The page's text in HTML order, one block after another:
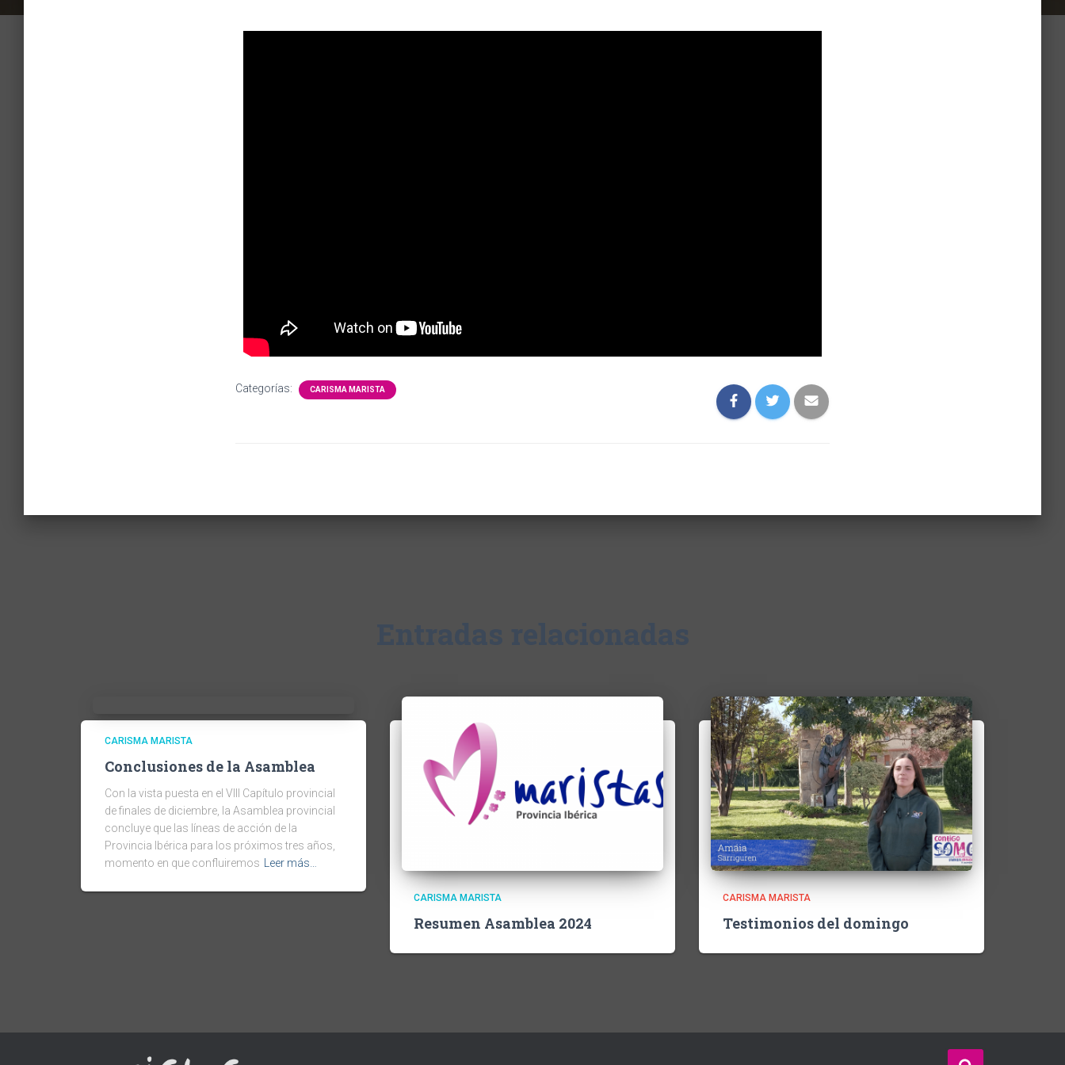
Categorías: CARISMA MARISTA
CARISMA MARISTA
Conclusiones de la Asamblea
Con la vista puesta en el VIII Capítulo provincial
de finales de diciembre, la Asamblea provincial
concluye que las líneas de acción de la
Provincia Ibérica para los próximos tres años,
momento en que confluiremos
Leer más…
CARISMA MARISTA
Resumen Asamblea 2024
CARISMA MARISTA
Testimonios del domingo